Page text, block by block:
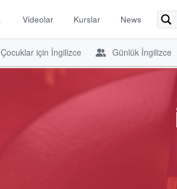
Videolar Kurslar News
Çocuklar için İngilizce Günlük İngilizce